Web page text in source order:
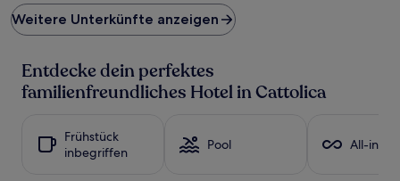
pro
Nacht,
den
letzten
einen
Weitere Unterkünfte anzeigen
Entdecke dein perfektes
familienfreundliches Hotel in Cattolica
Frühstück
inbegriffen
Pool All-